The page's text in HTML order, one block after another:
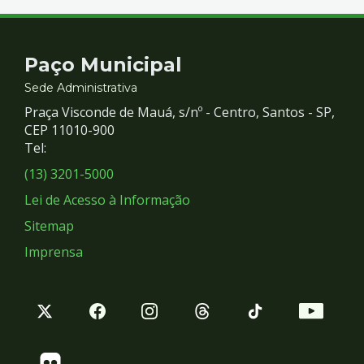
Contato
e
Redes
Sociais
Paço Municipal
Sede Administrativa
Praça Visconde de Mauá, s/nº - Centro, Santos - SP,
CEP 11010-900
Tel:
(13) 3201-5000
Lei de Acesso à Informação
Sitemap
Imprensa